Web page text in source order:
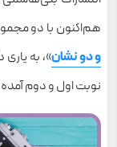
هم‌اکنون با دو
و دو نشان»، به
نوبت اول و دوم